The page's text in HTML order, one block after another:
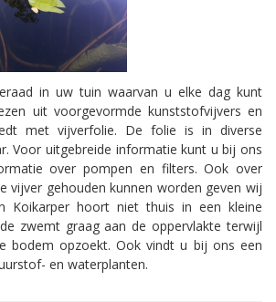
in uw tuin waarvan u elke dag kunt
uit voorgevormde kunststofvijvers en
met vijverfolie. De folie is in diverse
Voor uitgebreide informatie kunt u bij ons
over pompen en filters. Ook over
vijver gehouden kunnen worden geven wij
Koikarper hoort niet thuis in een kleine
zwemt graag aan de oppervlakte terwijl
bodem opzoekt. Ook vindt u bij ons een
en waterplanten.